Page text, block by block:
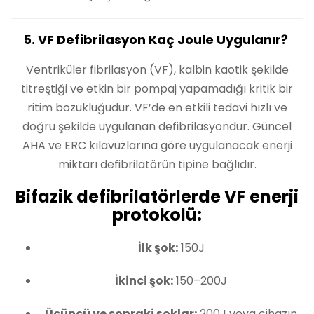
5. VF Defibrilasyon Kaç Joule Uygulanır?
Ventriküler fibrilasyon (VF), kalbin kaotik şekilde
titreştiği ve etkin bir pompaj yapamadığı kritik bir
ritim bozukluğudur. VF’de en etkili tedavi hızlı ve
doğru şekilde uygulanan defibrilasyondur. Güncel
AHA ve ERC kılavuzlarına göre uygulanacak enerji
miktarı defibrilatörün tipine bağlıdır.
Bifazik defibrilatörlerde VF enerji
protokolü:
İlk şok:150J
İkinci şok:150–200J